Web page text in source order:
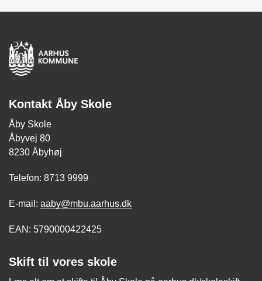
Kontakt Åby Skole
Åby Skole
Åbyvej 80
8230 Åbyhøj
Telefon: 8713 9999
E-mail: aaby@mbu.aarhus.dk​
EAN: 5790000422425
Skift til vores skole